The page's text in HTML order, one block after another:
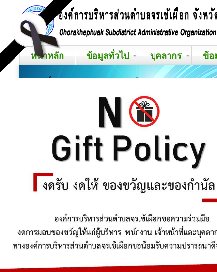
หน้าหลัก ข้อมูลทั่วไป บุคลากร ข้อ